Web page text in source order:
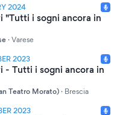
2024
"Tutti i sogni ancora in
· Varese
2023
- Tutti i sogni ancora in
Teatro Morato) · Brescia
2023